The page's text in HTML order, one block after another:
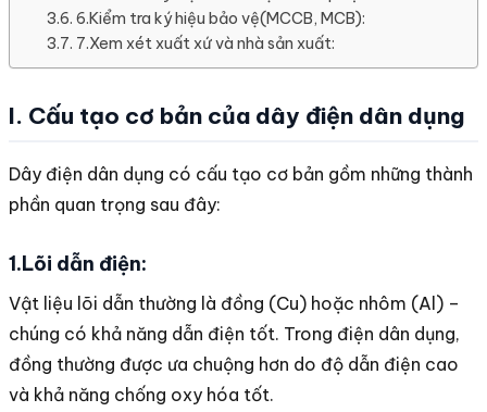
6.Kiểm tra ký hiệu bảo vệ(MCCB, MCB):
7.Xem xét xuất xứ và nhà sản xuất:
I. Cấu tạo cơ bản của dây điện dân dụng
Dây điện dân dụng có cấu tạo cơ bản gồm những thành
phần quan trọng sau đây:
1.Lõi dẫn điện:
Vật liệu lõi dẫn thường là đồng (Cu) hoặc nhôm (Al) –
chúng có khả năng dẫn điện tốt. Trong điện dân dụng,
đồng thường được ưa chuộng hơn do độ dẫn điện cao
và khả năng chống oxy hóa tốt.